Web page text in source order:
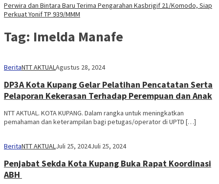
Perwira dan Bintara Baru Terima Pengarahan Kasbrigif 21/Komodo, Siap
Perkuat Yonif TP 939/MMM
Tag: Imelda Manafe
BeritaNTT AKTUALAgustus 28, 2024
DP3A Kota Kupang Gelar Pelatihan Pencatatan Serta
Pelaporan Kekerasan Terhadap Perempuan dan Anak
NTT AKTUAL. KOTA KUPANG. Dalam rangka untuk meningkatkan
pemahaman dan keterampilan bagi petugas/operator di UPTD […]
BeritaNTT AKTUALJuli 25, 2024Juli 25, 2024
Penjabat Sekda Kota Kupang Buka Rapat Koordinasi
ABH